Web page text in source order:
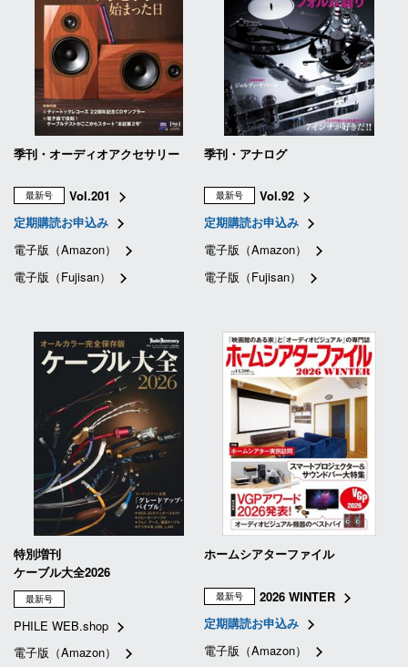
季刊・オーディオアクセサリー
最新号
Vol.201
定期購読お申込み
電子版（Amazon）
電子版（Fujisan）
季刊・アナログ
最新号
Vol.92
定期購読お申込み
電子版（Amazon）
電子版（Fujisan）
特別増刊
ケーブル大全2026
最新号
PHILE WEB.shop
電子版（Amazon）
ホームシアターファイル
最新号
2026 WINTER
定期購読お申込み
電子版（Amazon）